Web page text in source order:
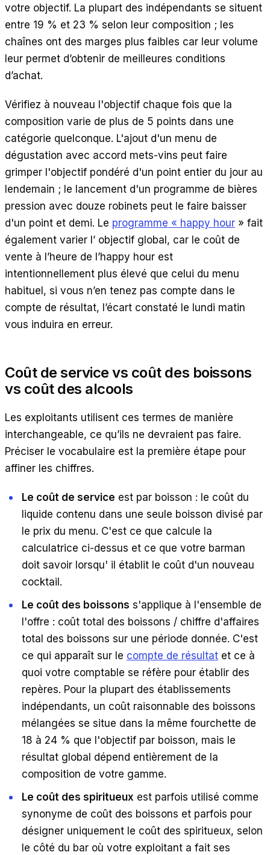
votre objectif. La plupart des indépendants se situent
entre 19 % et 23 % selon leur composition ; les
chaînes ont des marges plus faibles car leur volume
leur permet d’obtenir de meilleures conditions
d’achat.
Vérifiez à nouveau l'objectif chaque fois que la
composition varie de plus de 5 points dans une
catégorie quelconque. L'ajout d'un menu de
dégustation avec accord mets-vins peut faire
grimper l'objectif pondéré d'un point entier du jour au
lendemain ; le lancement d'un programme de bières
pression avec douze robinets peut le faire baisser
d'un point et demi. Le programme « happy hour » fait
également varier l’ objectif global, car le coût de
vente à l’heure de l’happy hour est
intentionnellement plus élevé que celui du menu
habituel, si vous n’en tenez pas compte dans le
compte de résultat, l’écart constaté le lundi matin
vous induira en erreur.
Coût de service vs coût des boissons
vs coût des alcools
Les exploitants utilisent ces termes de manière
interchangeable, ce qu’ils ne devraient pas faire.
Préciser le vocabulaire est la première étape pour
affiner les chiffres.
Le coût de service est par boisson : le coût du
liquide contenu dans une seule boisson divisé par
le prix du menu. C'est ce que calcule la
calculatrice ci-dessus et ce que votre barman
doit savoir lorsqu' il établit le coût d'un nouveau
cocktail.
Le coût des boissons s'applique à l'ensemble de
l'offre : coût total des boissons / chiffre d'affaires
total des boissons sur une période donnée. C'est
ce qui apparaît sur le compte de résultat et ce à
quoi votre comptable se réfère pour établir des
repères. Pour la plupart des établissements
indépendants, un coût raisonnable des boissons
mélangées se situe dans la même fourchette de
18 à 24 % que l'objectif par boisson, mais le
résultat global dépend entièrement de la
composition de votre gamme.
Le coût des spiritueux est parfois utilisé comme
synonyme de coût des boissons et parfois pour
désigner uniquement le coût des spiritueux, selon
le côté du bar où votre exploitant a fait ses